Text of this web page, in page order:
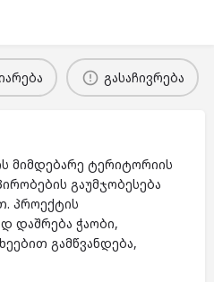
გასაჩივრება
მიმდებარე ტერიტორიის
გაუმჯობესება
პროექტის
დაშრება ჭაობი,
გამწვანდება,